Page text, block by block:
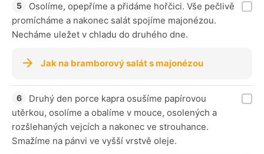
Osolíme, opepříme a přidáme hořčici. Vše pečlivě
promícháme a nakonec salát spojíme majonézou.
Necháme uležet v chladu do druhého dne.
Jak na bramborový salát s majonézou
Druhý den porce kapra osušíme papírovou
utěrkou, osolíme a obalíme v mouce, osolených a
rozšlehaných vejcích a nakonec ve strouhance.
Smažíme na pánvi ve vyšší vrstvě oleje.